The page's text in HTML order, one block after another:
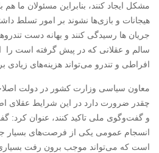
مشکل ایجاد کنند، بنابراین مسئولان ما هم
هیجانات و بازی‌ها نشوند بر امور تسلط
جریان ها رسیدگی کنند و بهانه دست تندروها
سالم و عقلانی که در پیش گرفته است را
افراطی و تندرو می‌تواند هزینه‌های زیادی
معاون سیاسی وزارت کشور در دولت
چقدر ضرورت دارد در این شرایط عقلای
و گفت‌وگوی ملی تاکید کنند،‌ عنوان کرد:
انسجام عمومی یکی از فرصت‌های بسیار
است که می‌تواند موجب برون رفت